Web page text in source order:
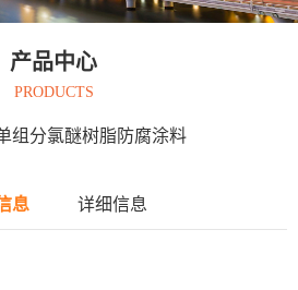
产品中心
PRODUCTS
组分氯醚树脂防腐涂料
息 详细信息